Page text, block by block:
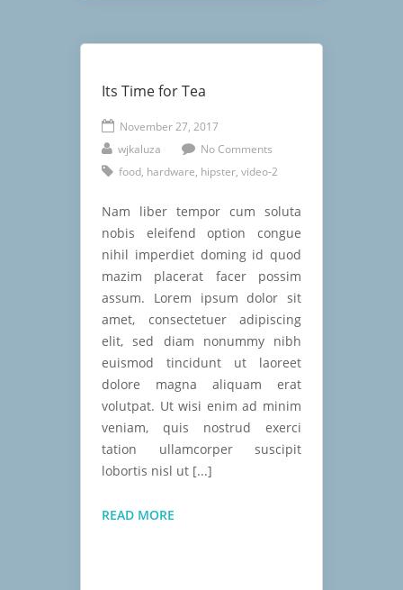
Its Time for Tea
November 27, 2017
wjkaluza
No Comments
food, hardware, hipster, video-2
Nam liber tempor cum soluta
nobis eleifend option congue
nihil imperdiet doming id quod
mazim placerat facer possim
assum. Lorem ipsum dolor sit
amet, consectetuer adipiscing
elit, sed diam nonummy nibh
euismod tincidunt ut laoreet
dolore magna aliquam erat
volutpat. Ut wisi enim ad minim
veniam, quis nostrud exerci
tation ullamcorper suscipit
lobortis nisl ut [...]
READ MORE